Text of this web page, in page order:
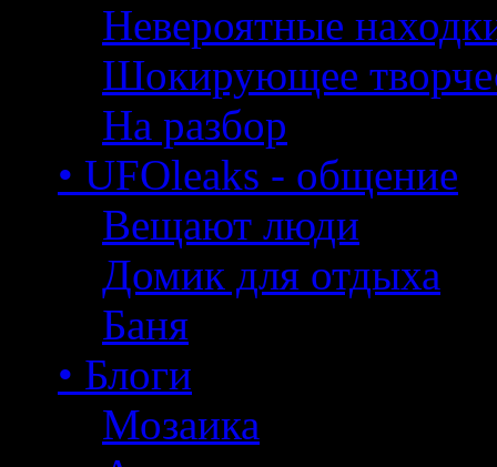
Невероятные
Шокирующее
На разбор
• UFOleaks - общение
Вещают люди
Домик для отдыха
Баня
• Блоги
Мозаика